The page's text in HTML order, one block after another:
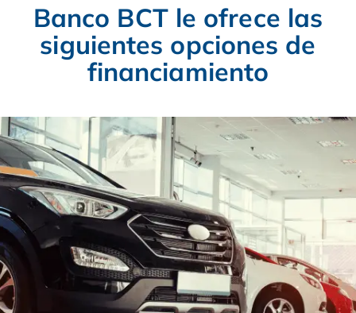
Banco BCT le ofrece las
siguientes opciones de
financiamiento